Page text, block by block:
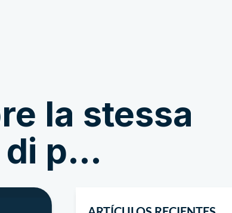
la stessa
di p…